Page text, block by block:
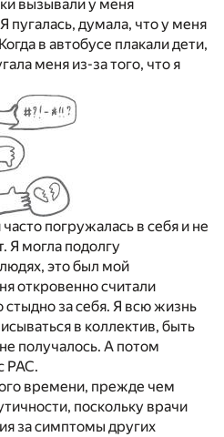
вызывали у меня
пугалась, думала, что у меня
в автобусе плакали дети,
меня из-за того, что я
погружалась в себя и не
Я могла подолгу
это был мой
откровенно считали
за себя. Я всю жизнь
в коллектив, быть
получалось. А потом
РАС.
времени, прежде чем
поскольку врачи
за симптомы других